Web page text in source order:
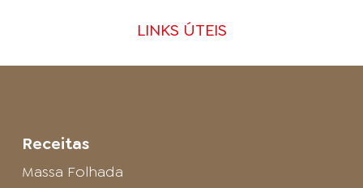
LINKS ÚTEIS
Receitas
Massa Folhada